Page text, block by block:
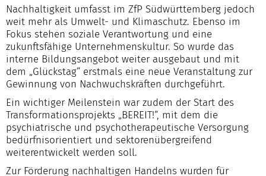
Nachhaltigkeit umfasst im ZfP Südwürttemberg jedoch
weit mehr als Umwelt- und Klimaschutz. Ebenso im
Fokus stehen soziale Verantwortung und eine
zukunftsfähige Unternehmenskultur. So wurde das
interne Bildungsangebot weiter ausgebaut und mit
dem „Glückstag“ erstmals eine neue Veranstaltung zur
Gewinnung von Nachwuchskräften durchgeführt.
Ein wichtiger Meilenstein war zudem der Start des
Transformationsprojekts „BEREIT!“, mit dem die
psychiatrische und psychotherapeutische Versorgung
bedürfnisorientiert und sektorenübergreifend
weiterentwickelt werden soll.
Zur Förderung nachhaltigen Handelns wurden für